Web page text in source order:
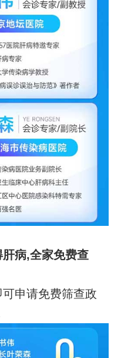
病,全家免费查
申请免费筛查政